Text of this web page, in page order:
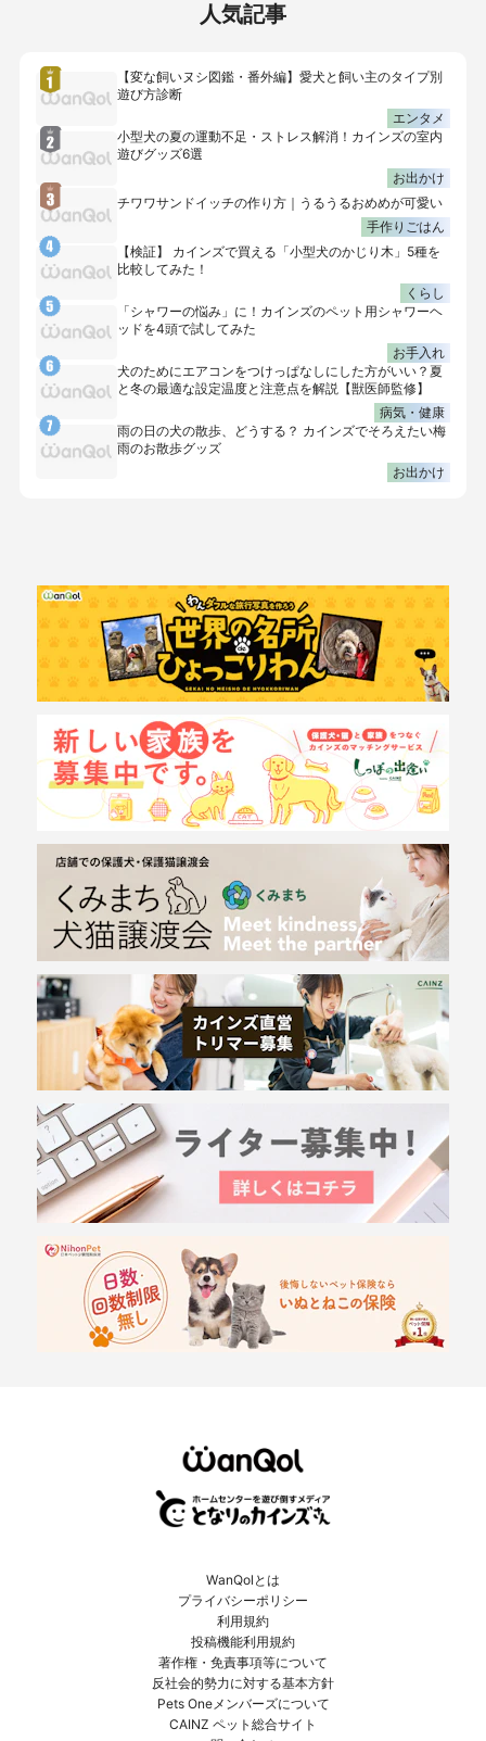
人気記事
【変な飼いヌシ図鑑・番外編】愛犬と飼い主のタイプ別
遊び方診断
エンタメ
小型犬の夏の運動不足・ストレス解消！カインズの室内
遊びグッズ6選
お出かけ
チワワサンドイッチの作り方｜うるうるおめめが可愛い
手作りごはん
【検証】 カインズで買える「小型犬のかじり木」5種を
比較してみた！
くらし
「シャワーの悩み」に！カインズのペット用シャワーヘ
ッドを4頭で試してみた
お手入れ
犬のためにエアコンをつけっぱなしにした方がいい？夏
と冬の最適な設定温度と注意点を解説【獣医師監修】
病気・健康
雨の日の犬の散歩、どうする？ カインズでそろえたい梅
雨のお散歩グッズ
お出かけ
WanQolとは
プライバシーポリシー
利用規約
投稿機能利用規約
著作権・免責事項等について
反社会的勢力に対する基本方針
Pets Oneメンバーズについて
CAINZ ペット総合サイト